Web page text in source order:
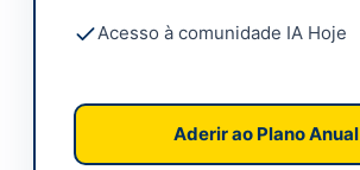
Acesso à comunidade IA Hoje
Aderir ao Plano Anual